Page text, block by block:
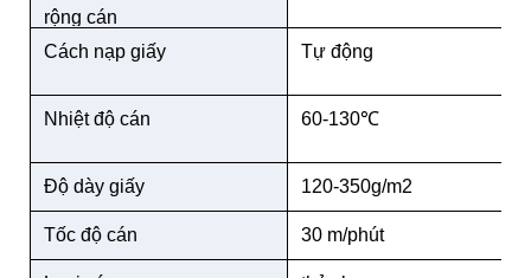
rộng cán
Cách nạp giấy Tự động
Nhiệt độ cán 60-130℃
Độ dày giấy 120-350g/m2
Tốc độ cán 30 m/phút